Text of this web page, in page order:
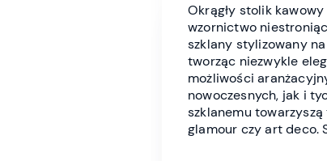
Okrągły stolik
wzornictwo
szklany stylizowany
tworząc niezwykle
możliwości
nowoczesnych, jak i
szklanemu
glamour czy art deco.